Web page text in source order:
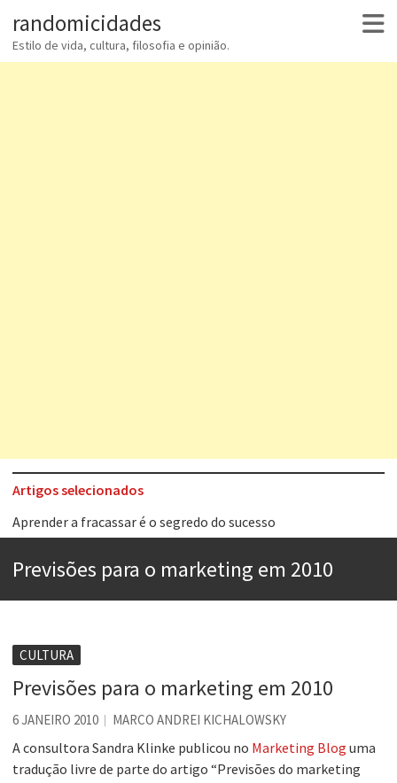
randomicidades
Estilo de vida, cultura, filosofia e opinião.
Artigos selecionados
Aprender a fracassar é o segredo do sucesso
Esse tal de Rock Gaúcho
Voto obrigatório é correto?
Se queres salvar o mundo, o veganismo não é a resposta
Tem que filmar isso daí
A construção da urbanidade
Previsões para o marketing em 2010
CULTURA
Previsões para o marketing em 2010
6 JANEIRO 2010 MARCO ANDREI KICHALOWSKY
A consultora Sandra Klinke publicou no Marketing Blog uma
tradução livre de parte do artigo “Previsões do marketing